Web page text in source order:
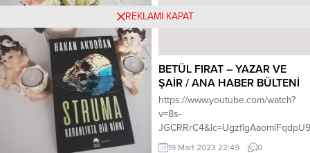
bakmadanEn son ben gülecegim, o
farklı değerlendirilebilir ama,...
BETÜL FIRAT – YAZAR VE
ŞAİR / ANA HABER BÜLTENİ
https://www.youtube.com/watch?
v=8s-
19 Mart 2023 22:49 0
REKLAMI KAPAT